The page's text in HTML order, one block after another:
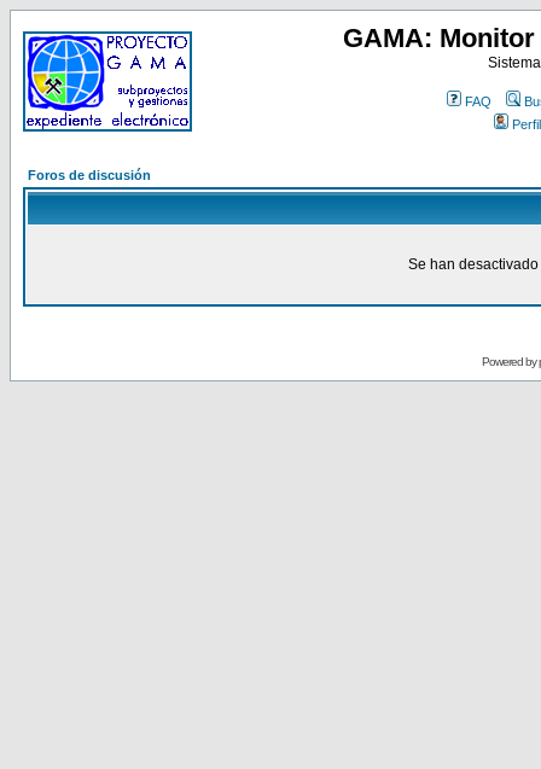
GAMA:
FAQ
Perfil
Foros de discusión
Se han
Powered by